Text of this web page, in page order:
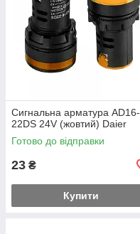
Сигнальна арматура AD16-
22DS 24V (жовтий) Daier
Готово до відправки
23 ₴
Купити